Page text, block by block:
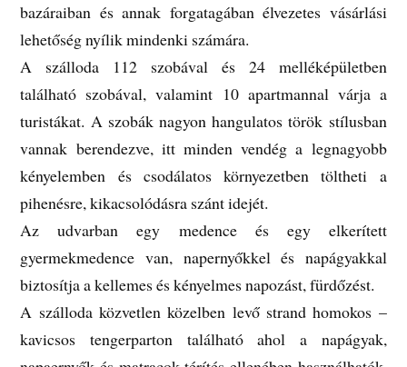
bazáraiban és annak forgatagában élvezetes vásárlási
lehetőség nyílik mindenki számára.
A szálloda 112 szobával és 24 melléképületben
található szobával, valamint 10 apartmannal várja a
turistákat. A szobák nagyon hangulatos török stílusban
vannak berendezve, itt minden vendég a legnagyobb
kényelemben és csodálatos környezetben töltheti a
pihenésre, kikacsolódásra szánt idejét.
Az udvarban egy medence és egy elkerített
gyermekmedence van, napernyőkkel és napágyakkal
biztosítja a kellemes és kényelmes napozást, fürdőzést.
A szálloda közvetlen közelben levő strand homokos –
kavicsos tengerparton található ahol a napágyak,